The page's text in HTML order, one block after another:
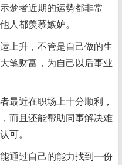
梦者近期的运势都非常
人都羡慕嫉妒。
上升，不管是自己做的生
笔财富，为自己以后事业
最近在职场上十分顺利，
而且还能帮助同事解决难
可。
能通过自己的能力找到一份